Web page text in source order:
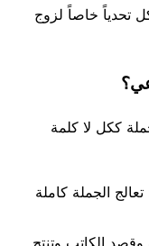
تحدياً خاصاً لزوج
ككل لا كلمة
تعالج الجملة كاملة